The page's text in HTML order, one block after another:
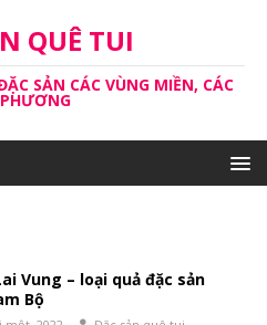
QUÊ TUI
SẢN CÁC VÙNG MIỀN, CÁC
Vung – loại quả đặc sản
Bộ